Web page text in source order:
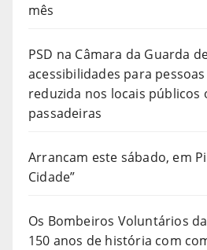
mês
PSD na Câmara da Guarda
acessibilidades para
reduzida nos locais públicos
passadeiras
Arrancam este sábado, em
Cidade”
Os Bombeiros Voluntários
150 anos de história com